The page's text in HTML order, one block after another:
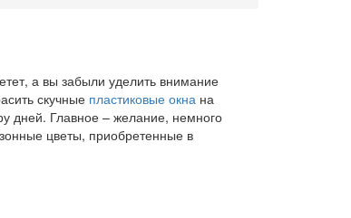
а вы забыли уделить внимание
скучные пластиковые окнана
дней. Главное – желание, немного
цветы, приобретенные в